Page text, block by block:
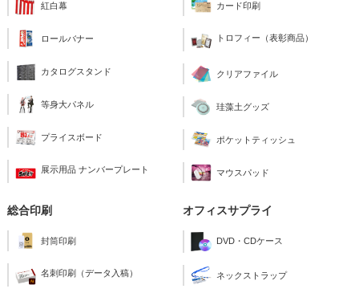
紅白幕
ロールバナー
カタログスタンド
等身大パネル
プライスボード
展示用品 ナンバープレート
カード印刷
トロフィー（表彰商品）
クリアファイル
珪藻土グッズ
ポケットティッシュ
マウスパッド
総合印刷
封筒印刷
名刺印刷（データ入稿）
オフィスサプライ
DVD・CDケース
ネックストラップ